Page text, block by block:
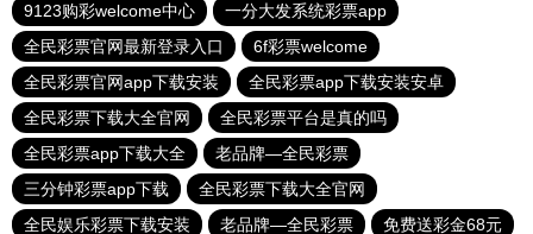
9123购彩welcome中心
一分大发系统彩票app
全民彩票官网最新登录入口
6f彩票welcome
全民彩票官网app下载安装
全民彩票app下载安装安卓
全民彩票下载大全官网
全民彩票平台是真的吗
全民彩票app下载大全
老品牌—全民彩票
三分钟彩票app下载
全民彩票下载大全官网
全民娱乐彩票下载安装
老品牌—全民彩票 免费送彩金68元